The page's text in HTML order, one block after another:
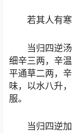
若其人有
当归四逆
细辛三两，辛
平通草二两，
味，以水八升
服。
当归四逆